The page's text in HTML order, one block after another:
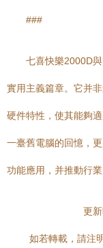
###
七喜快樂2000D
實用主義篇章。它并
硬件特性，使其能夠
一臺舊電腦的回憶，
功能應用，并推動行
更
如若轉載，請注